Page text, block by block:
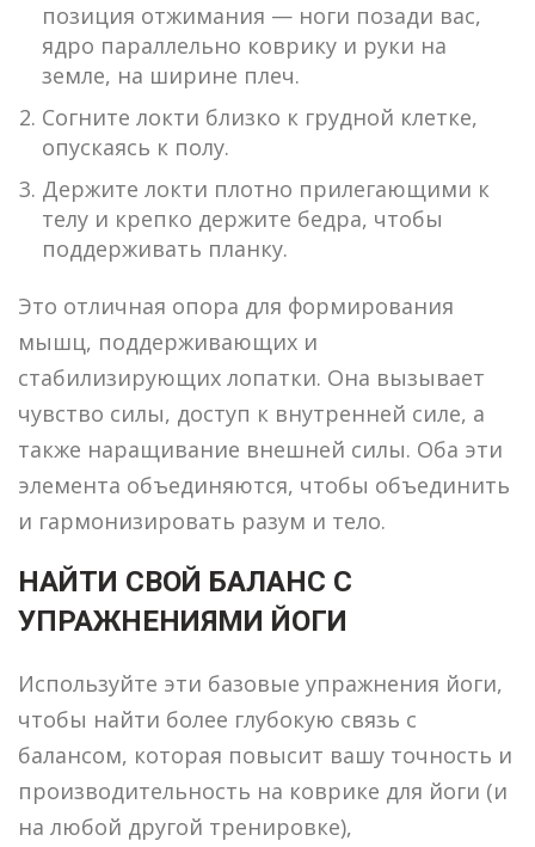
позиция отжимания — ноги позади вас,
ядро ​​параллельно коврику и руки на
земле, на ширине плеч.
Согните локти близко к грудной клетке,
опускаясь к полу.
Держите локти плотно прилегающими к
телу и крепко держите бедра, чтобы
поддерживать планку.
Это отличная опора для формирования
мышц, поддерживающих и
стабилизирующих лопатки. Она вызывает
чувство силы, доступ к внутренней силе, а
также наращивание внешней силы. Оба эти
элемента объединяются, чтобы объединить
и гармонизировать разум и тело.
НАЙТИ СВОЙ БАЛАНС С
УПРАЖНЕНИЯМИ ЙОГИ
Используйте эти базовые упражнения йоги,
чтобы найти более глубокую связь с
балансом, которая повысит вашу точность и
производительность на коврике для йоги (и
на любой другой тренировке),